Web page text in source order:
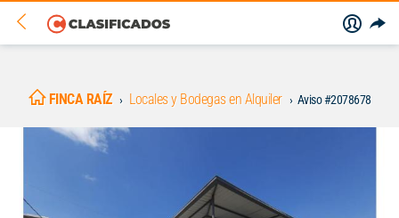
FINCA RAÍZ Locales y Bodegas en Alquiler Aviso #2078678